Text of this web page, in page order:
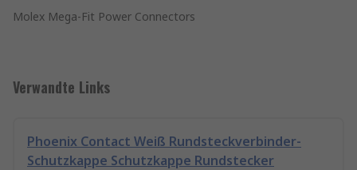
Molex Mega-Fit Power Connectors
Verwandte Links
Phoenix Contact Weiß Rundsteckverbinder-
Schutzkappe Schutzkappe Rundstecker